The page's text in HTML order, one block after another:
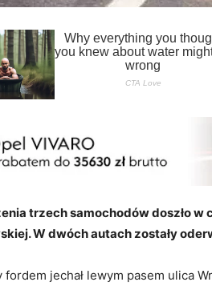
trzech samochodów doszło
W dwóch autach zostały
fordem jechał lewym pasem ulica